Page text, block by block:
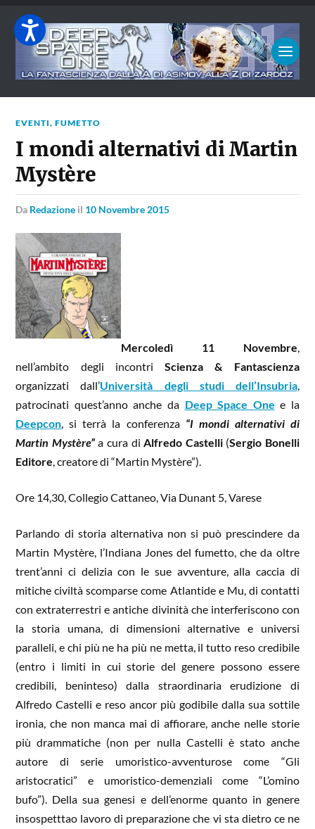
EVENTI,FUMETTO
I mondi alternativi di Martin
Mystère
da Redazione il 10 Novembre 2015
Mercoledì 11 Novembre,
nell’ambito degli incontriScienza & Fantascienza
organizzati dall’Università degli studi dell’Insubria,
patrocinati quest’anno anche da Deep Space One e la
Deepcon, si terrà la conferenza “I mondi alternativi di
Martin Mystère”a cura diAlfredo Castelli(Sergio Bonelli
Editore, creatore di “Martin Mystère”).
Ore 14,30, Collegio Cattaneo, Via Dunant 5, Varese
Parlando di storia alternativa non si può prescindere da
Martin Mystère, l’Indiana Jones del fumetto, che da oltre
trent’anni ci delizia con le sue avventure, alla caccia di
mitiche civiltà scomparse come Atlantide e Mu, di contatti
con extraterrestri e antiche divinità che interferiscono con
la storia umana, di dimensioni alternative e universi
paralleli, e chi più ne ha più ne metta, il tutto reso credibile
(entro i limiti in cui storie del genere possono essere
credibili, beninteso) dalla straordinaria erudizione di
Alfredo Castelli e reso ancor più godibile dalla sua sottile
ironia, che non manca mai di affiorare, anche nelle storie
più drammatiche (non per nulla Castelli è stato anche
autore di serie umoristico-avventurose come “Gli
aristocratici” e umoristico-demenziali come “L’omino
bufo”). Della sua genesi e dell’enorme quanto in genere
insospetttao lavoro di preparazione che vi sta dietro ce ne